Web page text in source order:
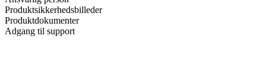
Produktsikkerhedsbilleder
Produktdokumenter
Adgang til support